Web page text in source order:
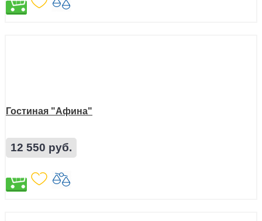
Гостиная "Афина"
12 550 руб.